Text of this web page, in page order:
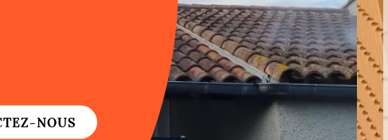
NOUS